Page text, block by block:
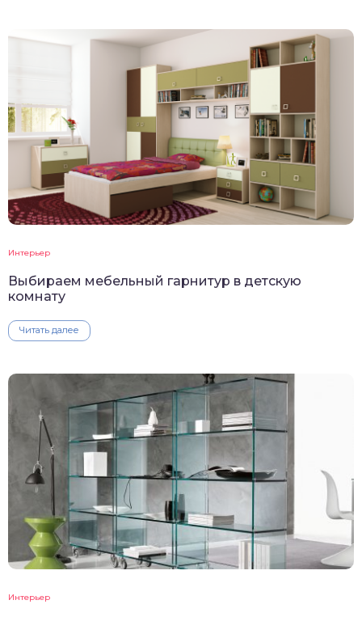
Интерьер
Выбираем мебельный гарнитур в детскую
комнату
Читать далее
Интерьер